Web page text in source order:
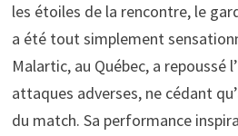
les étoiles de la rencontre, le
a été tout simplement
Malartic, au Québec, a repoussé
attaques adverses, ne cédant
du match. Sa performance